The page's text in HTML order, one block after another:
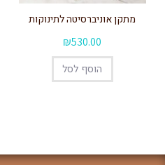
מתקן אוניברסיטה לתינוקות
₪530.00
הוסף לסל